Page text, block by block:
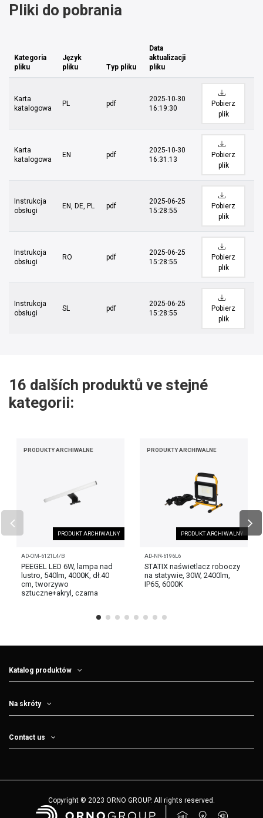
Pliki do pobrania
Kategoria
pliku
Język
pliku
Typ pliku
Data
aktualizacji
pliku
Karta
katalogowa
PL pdf
2025-10-30
16:19:30
Pobierz
plik
Karta
katalogowa
EN pdf
2025-10-30
16:31:13
Pobierz
plik
Instrukcja
obsługi
EN, DE, PL pdf
2025-06-25
15:28:55
Pobierz
plik
Instrukcja
obsługi
RO pdf
2025-06-25
15:28:55
Pobierz
plik
Instrukcja
obsługi
SL pdf
2025-06-25
15:28:55
Pobierz
plik
16 dalších produktů ve stejné
kategorii:
PRODUKTY ARCHIWALNE
PRODUKT ARCHIWALNY
AD-OM-6121L4/B
PEEGEL LED 6W, lampa nad
lustro, 540lm, 4000K, dł.40
cm, tworzywo
sztuczne+akryl, czarna
PRODUKTY ARCHIWALNE
PRODUKT ARCHIWALNY
AD-NR-6196L6
STATIX naświetlacz roboczy
na statywie, 30W, 2400lm,
IP65, 6000K
Katalog produktów
Na skróty
Contact us
Copyright © 2023 ORNO GROUP. All rights reserved.